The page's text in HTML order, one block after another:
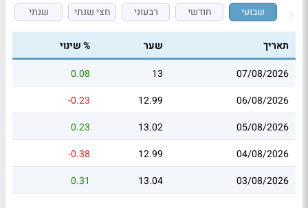
שבועי חודשי רבעוני חצי שנתי שנתי
תאריך שער
% שינוי
07/08/2026
13
0.08
06/08/2026
12.99
-0.23
05/08/2026
13.02
0.23
04/08/2026
12.99
-0.38
03/08/2026
13.04
0.31